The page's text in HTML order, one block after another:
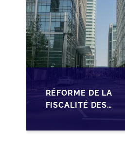
SOPARFI
RÉFORME DE LA
FISCALITÉ DES
OPPORTUNITÉS ET